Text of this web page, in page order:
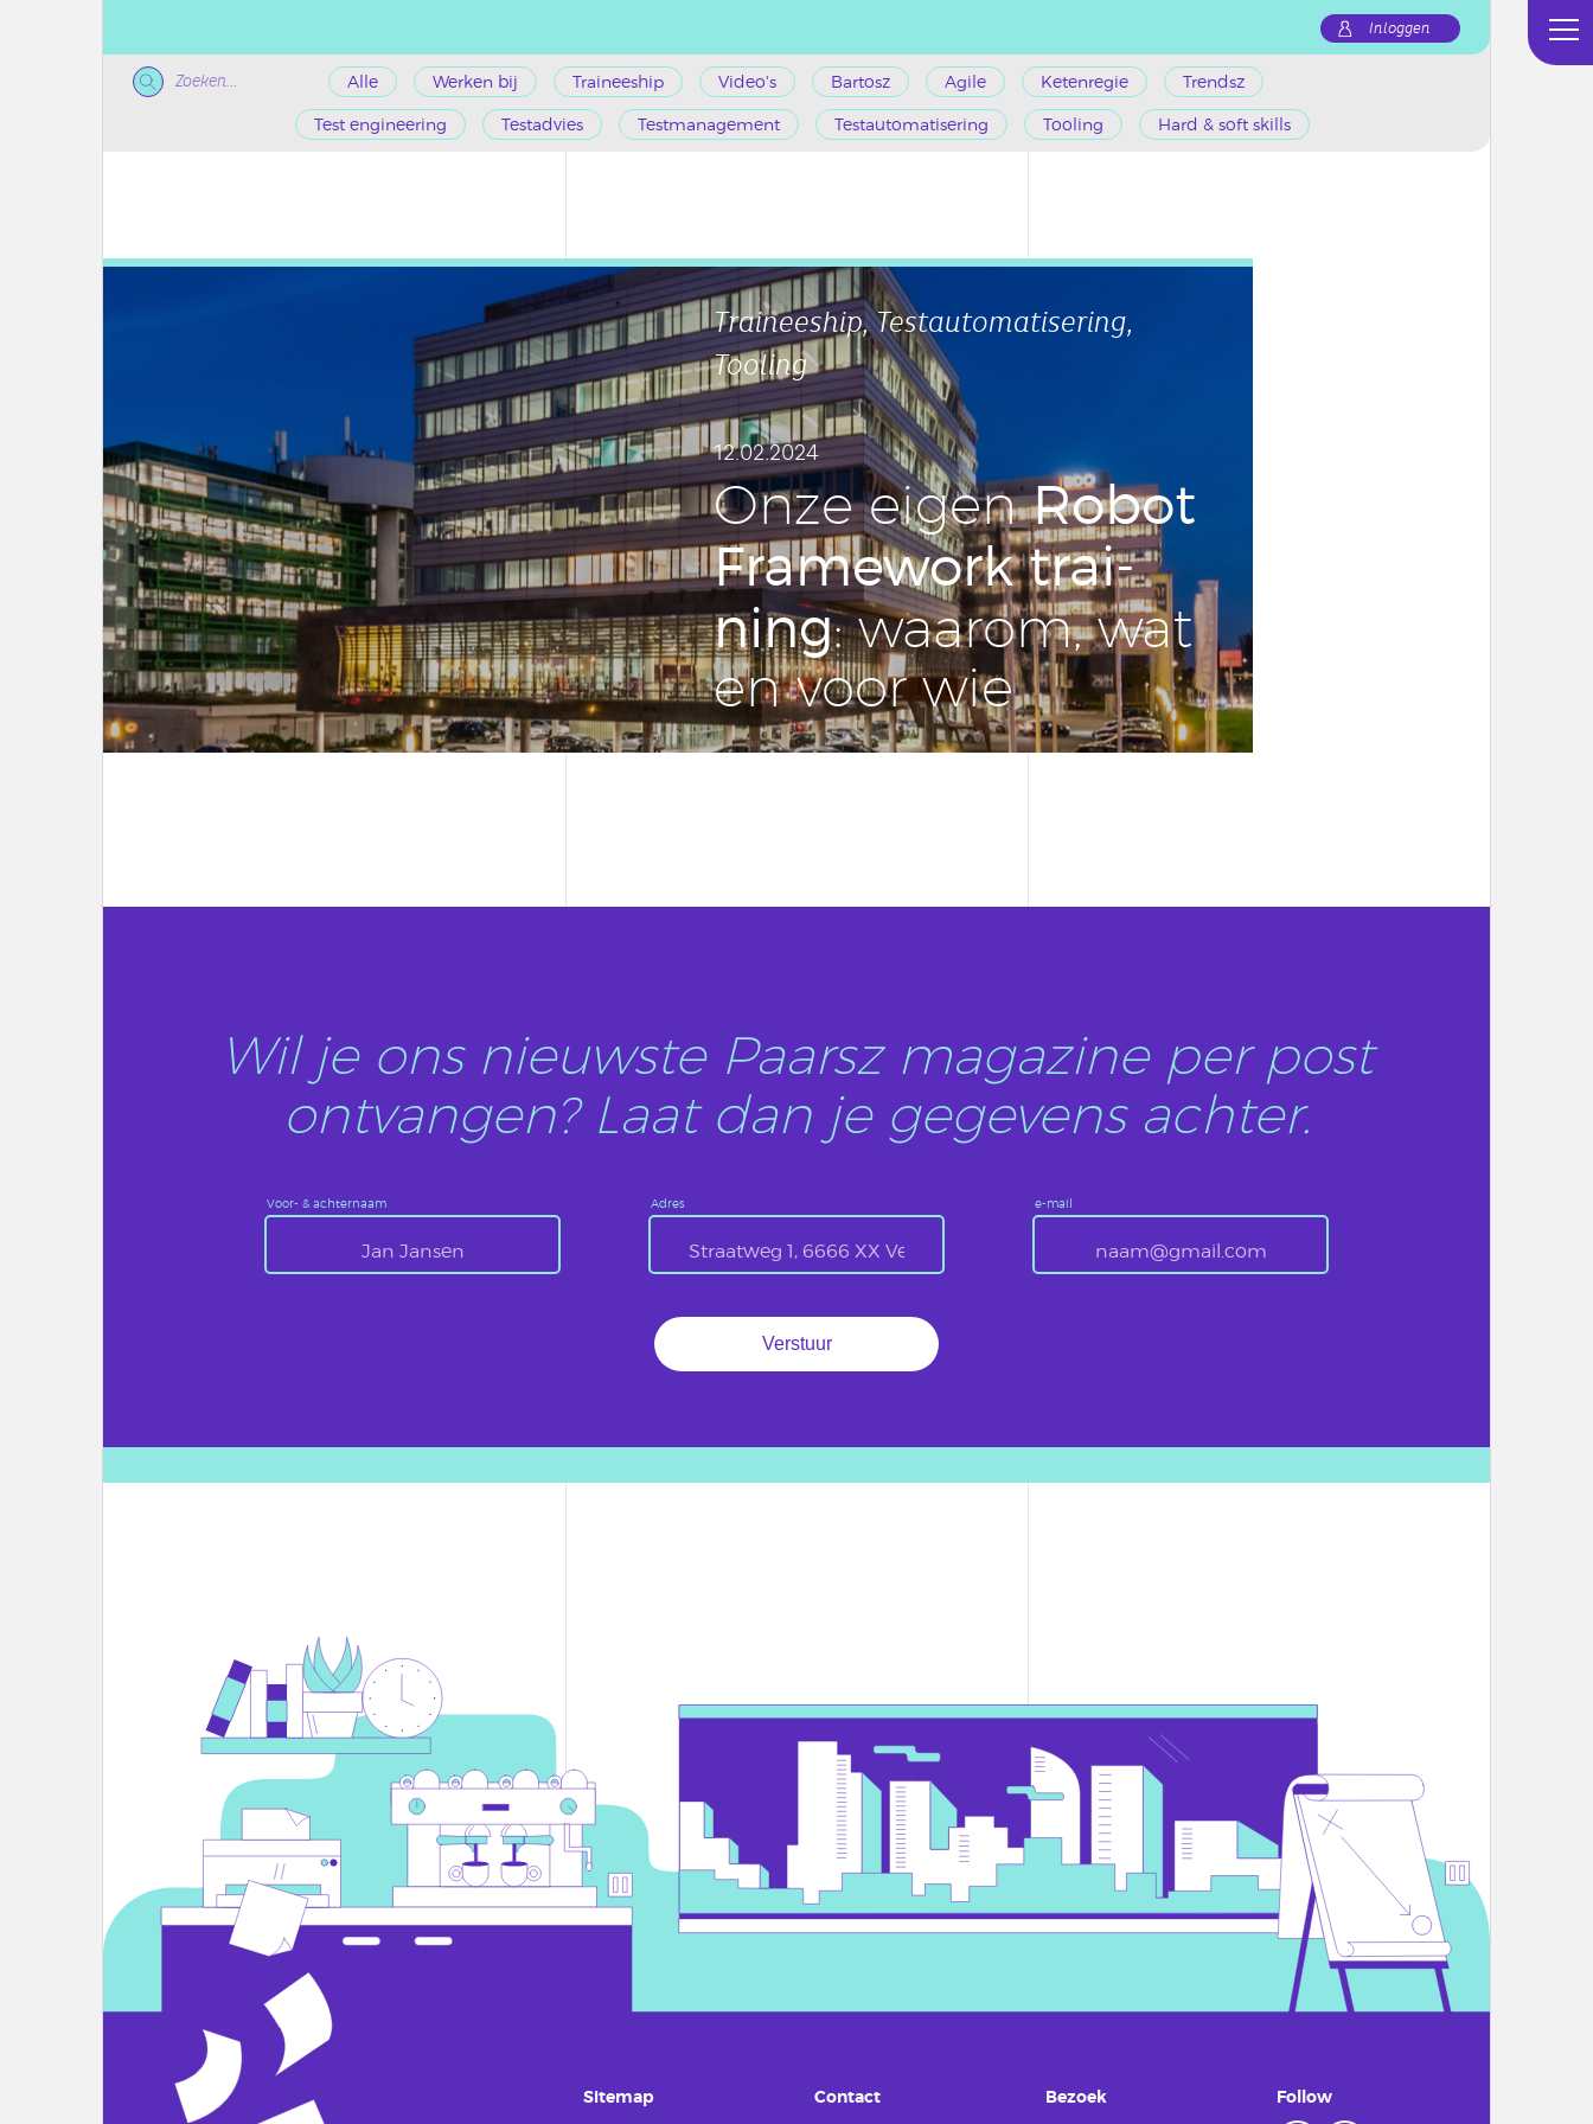
Inloggen
Zoeken... Alle Werken bij Traineeship Video's Bartosz Agile Ketenregie Trendsz
Test engineering Testadvies Testmanagement Testautomatisering Tooling Hard & soft skills
Traineeship, Testautomatisering,
Tooling
12.02.2024
Onze eigenRobot
Fra­me­work trai­
ning: waarom, wat
en voor wie
Wil je ons nieuwste Paarsz magazine per post
ontvangen? Laat dan je gegevens achter.
Voor- & achternaam Adres e-mail
Sitemap Contact Bezoek Follow